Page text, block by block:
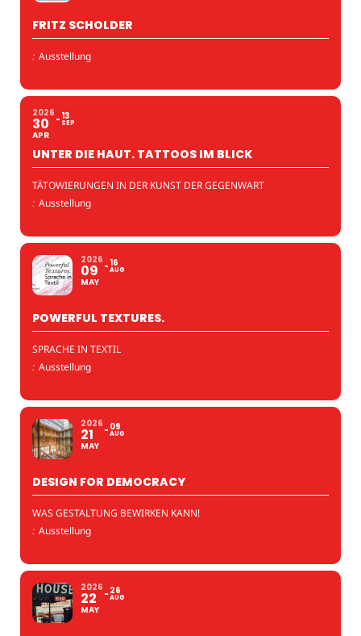
FRITZ SCHOLDER
: Ausstellung
2026
30
APR
13
SEP
UNTER DIE HAUT. TATTOOS IM BLICK
TÄTOWIERUNGEN IN DER KUNST DER GEGENWART
: Ausstellung
2026
09
MAY
16
AUG
POWERFUL TEXTURES.
SPRACHE IN TEXTIL
: Ausstellung
2026
21
MAY
09
AUG
DESIGN FOR DEMOCRACY
WAS GESTALTUNG BEWIRKEN KANN!
: Ausstellung
2026
22
MAY
26
AUG